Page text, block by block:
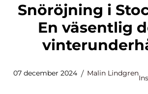
Snöröjning i Stockholm:
En väsentlig
07 december 2024 Malin Lindgren